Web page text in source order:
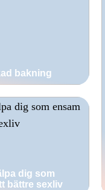
bakning
dig som
bättre sexliv